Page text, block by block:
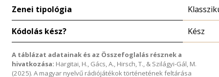
Zenei tipológia
Kódolás kész? Kész
A táblázat adatainak és az Összefoglalás résznek a
hivatkozása: Hargitai, H., Gács, A., Hirsch, T., & Szilágyi-Gál, M.
(2025). A magyar nyelvű rádiójátékok történetének feltárása